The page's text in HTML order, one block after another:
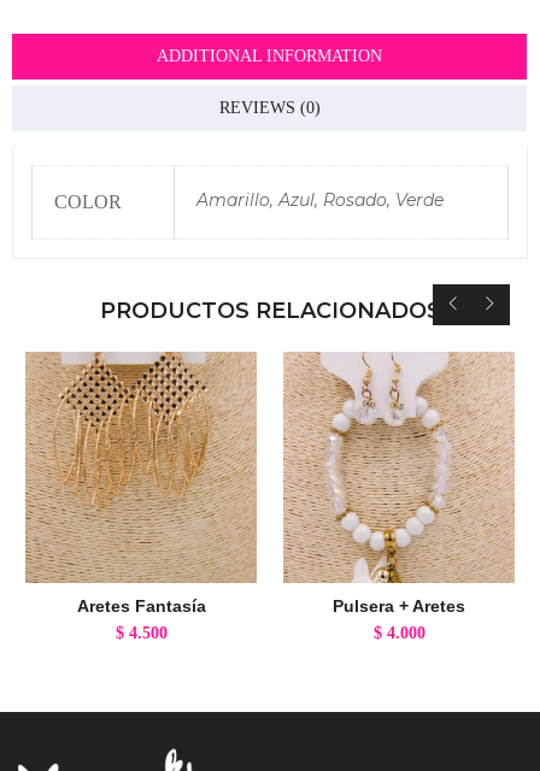
ADDITIONAL INFORMATION
REVIEWS (0)
COLOR Amarillo, Azul, Rosado, Verde
PRODUCTOS RELACIONADOS
Aretes Fantasía
$4.500
Pulsera + Aretes
$4.000